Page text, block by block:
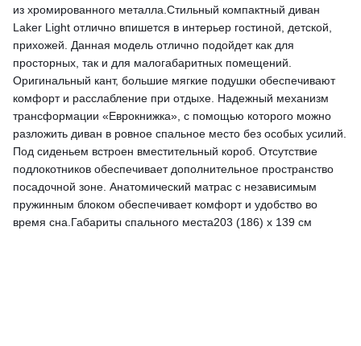
из хромированного металла.Стильный компактный диван
Laker Light отлично впишется в интерьер гостиной, детской,
прихожей. Данная модель отлично подойдет как для
просторных, так и для малогабаритных помещений.
Оригинальный кант, большие мягкие подушки обеспечивают
комфорт и расслабление при отдыхе. Надежный механизм
трансформации «Еврокнижка», с помощью которого можно
разложить диван в ровное спальное место без особых усилий.
Под сиденьем встроен вместительный короб. Отсутствие
подлокотников обеспечивает дополнительное пространство
посадочной зоне. Анатомический матрас с независимым
пружинным блоком обеспечивает комфорт и удобство во
время сна.Габариты спального места203 (186) x 139 см